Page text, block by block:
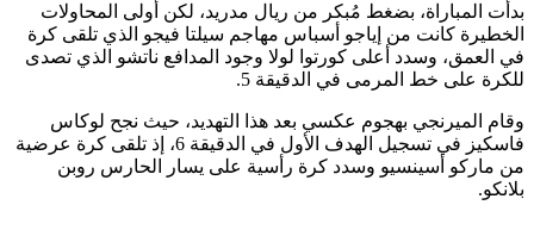
بدأت المباراة، بضغط مُبكر من ريال مدريد، لكن أولى المحاولات
الخطيرة كانت من إياجو أسباس مهاجم سيلتا فيجو الذي تلقى كرة
في العمق، وسدد أعلى كورتوا لولا وجود المدافع ناتشو الذي تصدى
للكرة على خط المرمى في الدقيقة 5.
وقام الميرنجي بهجوم عكسي بعد هذا التهديد، حيث نجح لوكاس
فاسكيز في تسجيل الهدف الأول في الدقيقة 6، إذ تلقى كرة عرضية
من ماركو أسينسيو وسدد كرة رأسية على يسار الحارس روبن
بلانكو.